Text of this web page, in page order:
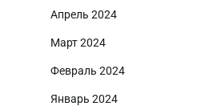
Апрель 2024
Март 2024
Февраль 2024
Январь 2024